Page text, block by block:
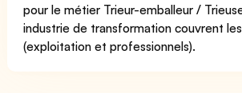
pour le métier Trieur-emballeur /
industrie de transformation couvrent
(exploitation et professionnels).